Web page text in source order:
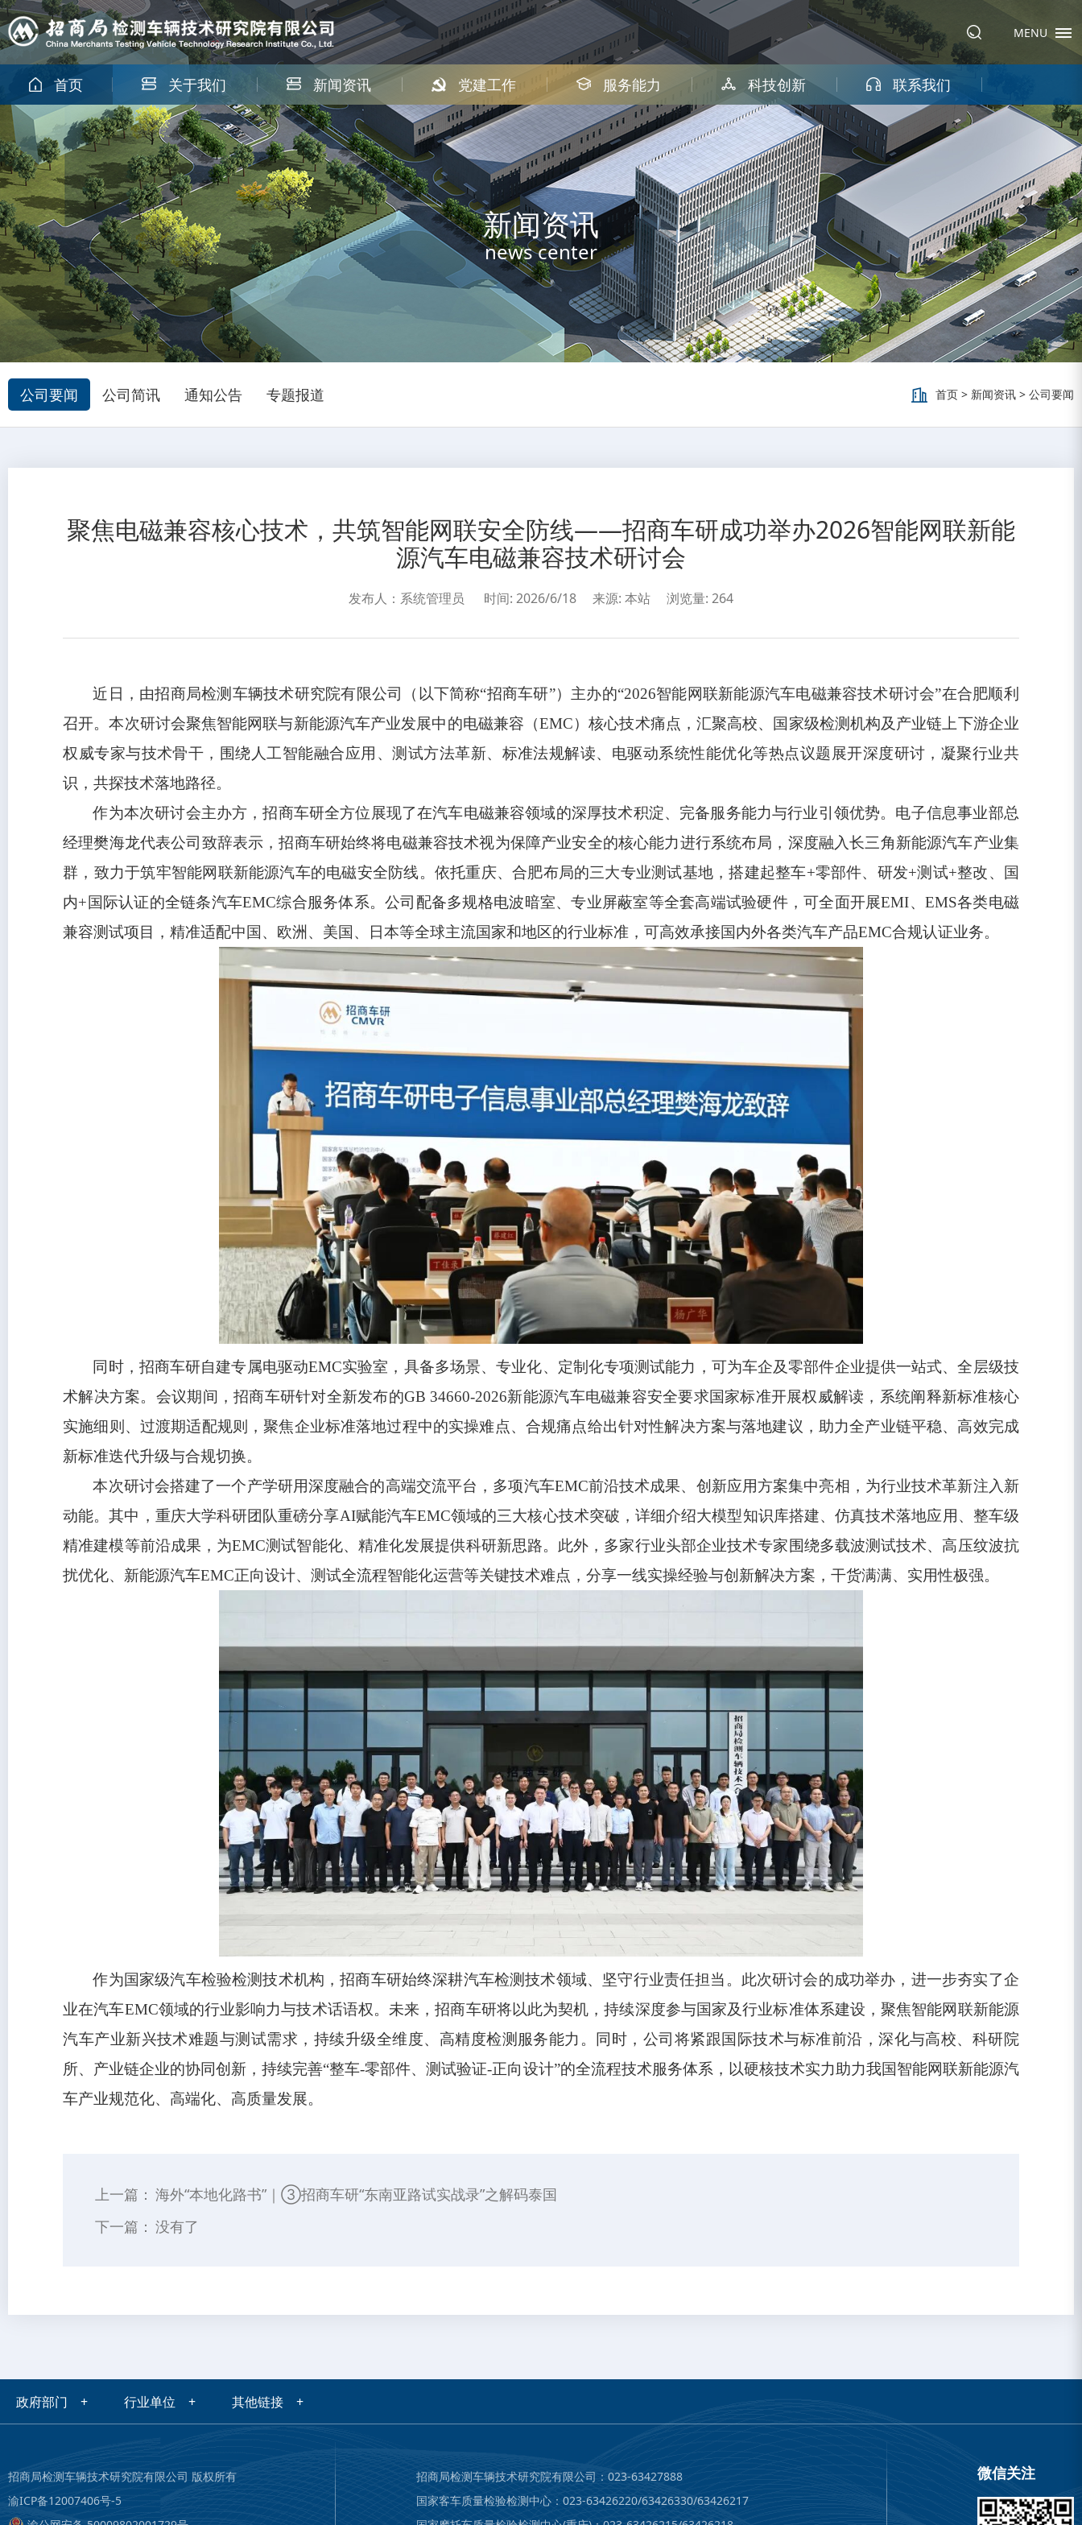
MENU
首页 关于我们 新闻资讯 党建工作 服务能力 科技创新 联系我们
新闻资讯
news center
公司要闻 公司简讯 通知公告 专题报道 首页 > 新闻资讯 > 公司要闻
聚焦电磁兼容核心技术，共筑智能网联安全防线——招商车研成功举办2026智能网联新能
源汽车电磁兼容技术研讨会
发布人：系统管理员 时间: 2026/6/18 来源: 本站 浏览量: 264
近日，由招商局检测车辆技术研究院有限公司（以下简称“招商车研”）主办的“2026智能网联新能源汽车电磁兼容技术研讨会”在合肥顺利
召开。本次研讨会聚焦智能网联与新能源汽车产业发展中的电磁兼容（EMC）核心技术痛点，汇聚高校、国家级检测机构及产业链上下游企业
权威专家与技术骨干，围绕人工智能融合应用、测试方法革新、标准法规解读、电驱动系统性能优化等热点议题展开深度研讨，凝聚行业共
识，共探技术落地路径。
作为本次研讨会主办方，招商车研全方位展现了在汽车电磁兼容领域的深厚技术积淀、完备服务能力与行业引领优势。电子信息事业部总
经理樊海龙代表公司致辞表示，招商车研始终将电磁兼容技术视为保障产业安全的核心能力进行系统布局，深度融入长三角新能源汽车产业集
群，致力于筑牢智能网联新能源汽车的电磁安全防线。依托重庆、合肥布局的三大专业测试基地，搭建起整车+零部件、研发+测试+整改、国
内+国际认证的全链条汽车EMC综合服务体系。公司配备多规格电波暗室、专业屏蔽室等全套高端试验硬件，可全面开展EMI、EMS各类电磁
兼容测试项目，精准适配中国、欧洲、美国、日本等全球主流国家和地区的行业标准，可高效承接国内外各类汽车产品EMC合规认证业务。
同时，招商车研自建专属电驱动EMC实验室，具备多场景、专业化、定制化专项测试能力，可为车企及零部件企业提供一站式、全层级技
术解决方案。会议期间，招商车研针对全新发布的GB 34660-2026新能源汽车电磁兼容安全要求国家标准开展权威解读，系统阐释新标准核心
实施细则、过渡期适配规则，聚焦企业标准落地过程中的实操难点、合规痛点给出针对性解决方案与落地建议，助力全产业链平稳、高效完成
新标准迭代升级与合规切换。
本次研讨会搭建了一个产学研用深度融合的高端交流平台，多项汽车EMC前沿技术成果、创新应用方案集中亮相，为行业技术革新注入新
动能。其中，重庆大学科研团队重磅分享AI赋能汽车EMC领域的三大核心技术突破，详细介绍大模型知识库搭建、仿真技术落地应用、整车级
精准建模等前沿成果，为EMC测试智能化、精准化发展提供科研新思路。此外，多家行业头部企业技术专家围绕多载波测试技术、高压纹波抗
扰优化、新能源汽车EMC正向设计、测试全流程智能化运营等关键技术难点，分享一线实操经验与创新解决方案，干货满满、实用性极强。
作为国家级汽车检验检测技术机构，招商车研始终深耕汽车检测技术领域、坚守行业责任担当。此次研讨会的成功举办，进一步夯实了企
业在汽车EMC领域的行业影响力与技术话语权。未来，招商车研将以此为契机，持续深度参与国家及行业标准体系建设，聚焦智能网联新能源
汽车产业新兴技术难题与测试需求，持续升级全维度、高精度检测服务能力。同时，公司将紧跟国际技术与标准前沿，深化与高校、科研院
所、产业链企业的协同创新，持续完善“整车-零部件、测试验证-正向设计”的全流程技术服务体系，以硬核技术实力助力我国智能网联新能源汽
车产业规范化、高端化、高质量发展。
上一篇： 海外“本地化路书”｜③招商车研“东南亚路试实战录”之解码泰国
下一篇： 没有了
政府部门 + 行业单位 + 其他链接 +
招商局检测车辆技术研究院有限公司 版权所有
渝ICP备12007406号-5
招商局检测车辆技术研究院有限公司：023-63427888
国家客车质量检验检测中心：023-63426220/63426330/63426217
微信关注